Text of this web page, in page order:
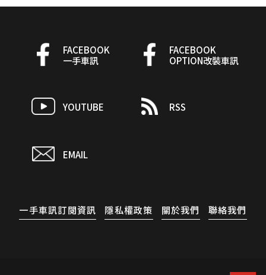
FACEBOOK
一手車訊
FACEBOOK
OPTION改裝車訊
YOUTUBE RSS
EMAIL
一手車訊訂閱資訊 隱私權政策 關於我們 聯絡我們